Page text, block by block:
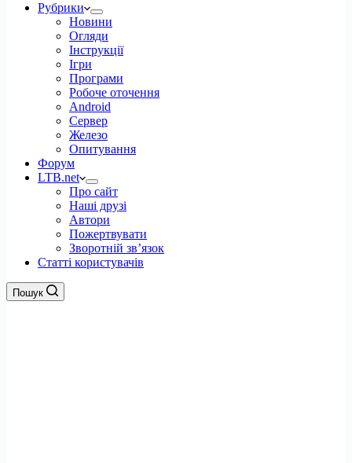
Рубрики
Новини
Огляди
Інструкції
Ігри
Програми
Робоче оточення
Android
Сервер
Железо
Опитування
Форум
LTB.net
Про сайт
Наші друзі
Автори
Пожертвувати
Зворотній зв’язок
Статті користувачів
Пошук